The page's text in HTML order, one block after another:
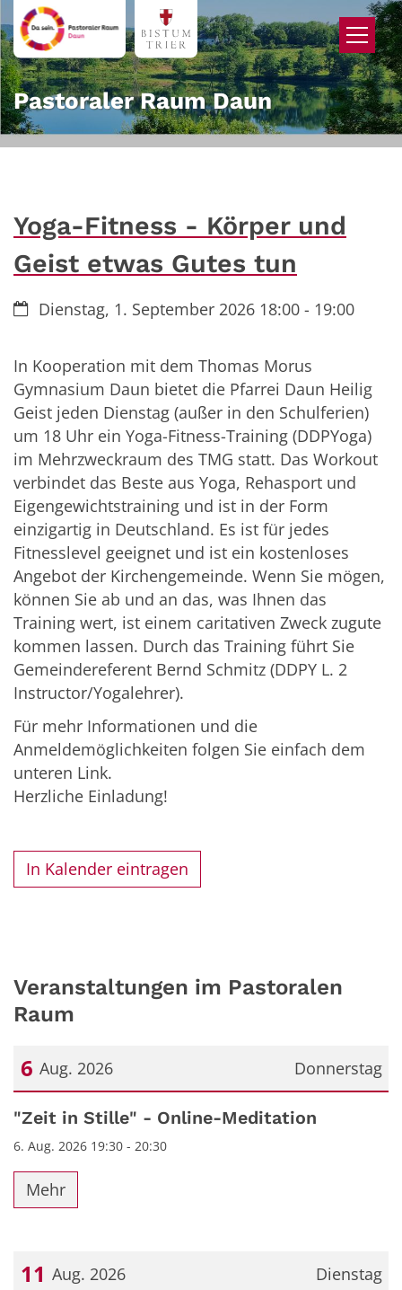
Zum Inhalt springen
Pastoraler Raum Daun
Yoga-Fitness - Körper und
Geist etwas Gutes tun
Datum:Dienstag, 1. September 2026 18:00 - 19:00
In Kooperation mit dem Thomas Morus
Gymnasium Daun bietet die Pfarrei Daun Heilig
Geist jeden Dienstag (außer in den Schulferien)
um 18 Uhr ein Yoga-Fitness-Training (DDPYoga)
im Mehrzweckraum des TMG statt. Das Workout
verbindet das Beste aus Yoga, Rehasport und
Eigengewichtstraining und ist in der Form
einzigartig in Deutschland. Es ist für jedes
Fitnesslevel geeignet und ist ein kostenloses
Angebot der Kirchengemeinde. Wenn Sie mögen,
können Sie ab und an das, was Ihnen das
Training wert, ist einem caritativen Zweck zugute
kommen lassen. Durch das Training führt Sie
Gemeindereferent Bernd Schmitz (DDPY L. 2
Instructor/Yogalehrer).
Für mehr Informationen und die
Anmeldemöglichkeiten folgen Sie einfach dem
unteren Link.
Herzliche Einladung!
In Kalender eintragen
Veranstaltungen im Pastoralen
Raum
Donnerstag
6 Aug. 2026
Datum: 6. August 2026
"Zeit in Stille" - Online-Meditation
6. Aug. 2026 19:30 - 20:30
Mehr
Dienstag
11 Aug. 2026